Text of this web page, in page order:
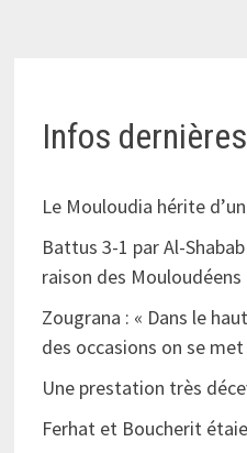
Infos dernières
Le Mouloudia hérite
Battus 3-1 par Al-
raison des Mouloudéens
Zougrana : « Dans le
des occasions on se
Une prestation très
Ferhat et Boucherit